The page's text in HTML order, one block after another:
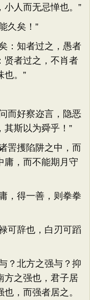
人而无忌惮也。”
久矣！”
：知者过之，愚者
贤者过之，不肖者
也。”
而好察迩言，隐恶
斯以为舜乎！”
擭陷阱之中，而
庸，而不能期月守
得一善，则拳拳
辞也，白刃可蹈
北方之强与？抑
方之强也，君子居
，而强者居之。